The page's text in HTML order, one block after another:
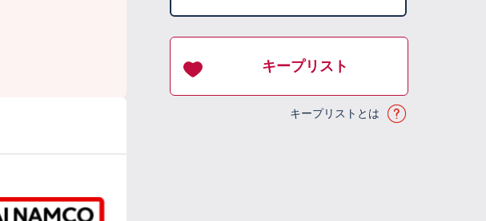
キープリスト
キープリストとは